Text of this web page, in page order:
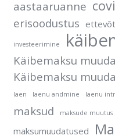
aastaaruanne
erisoodustus
investeerimine
Käibemaksu
Käibemaksu
laen laenu andmine laenu
maksud maksude muutus
maksumuudatused